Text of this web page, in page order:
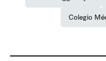
Colegio